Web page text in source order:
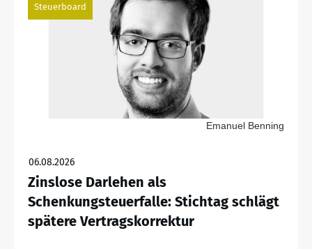
Steuerboard
Emanuel Benning
06.08.2026
Zinslose Darlehen als
Schenkungsteuerfalle: Stichtag schlägt
spätere Vertragskorrektur